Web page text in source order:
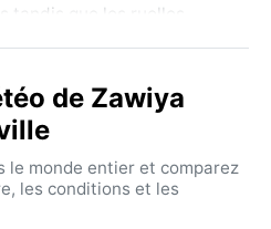
tandis que les ruelles
libyen, entre désert et mer.
constant entre la
donnant à la ville un
et saharien.
BSh, soit semi-aride
de Zawiya
le monde entier et comparez
les conditions et les